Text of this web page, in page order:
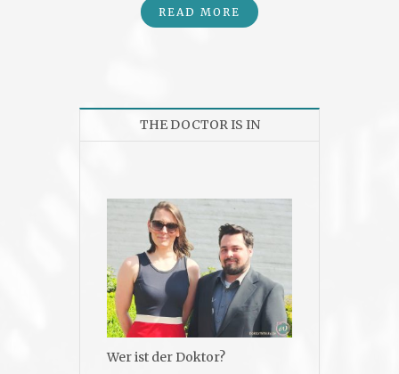
READ MORE
THE DOCTOR IS IN
Wer ist der Doktor?